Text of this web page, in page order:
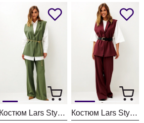
Костюм Lars Style 1246/1 оттенки хвои+молочного Костюм Lars Style 1247 оттенки бордо